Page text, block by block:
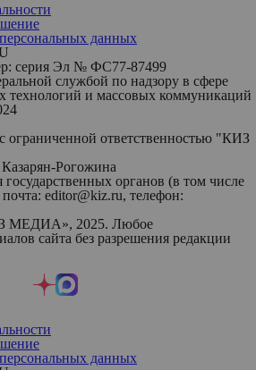
данных
серия Эл № ФС77-87499
службой по надзору в сфере
технологий и массовых коммуникаций
ограниченной ответственностью "КИЗ
Рогожина
органов (в том числе
editor@kiz.ru, телефон:
МЕДИА», 2025. Любое
сайта без разрешения редакции
данных